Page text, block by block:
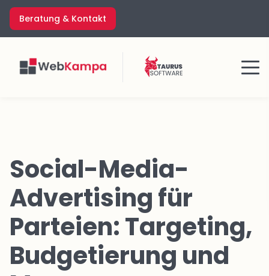
Zum
Inhalt
springen
Beratung & Kontakt
Menü
Social-Media-
Advertising für
Parteien: Targeting,
Budgetierung und